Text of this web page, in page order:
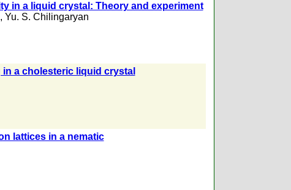
in a liquid crystal: Theory and experiment
, Yu. S. Chilingaryan
a cholesteric liquid crystal
lattices in a nematic